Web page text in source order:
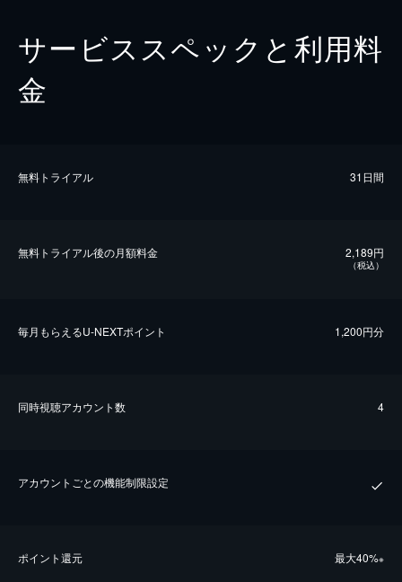
サービススペックと利用料
金
無料トライアル 31日間
無料トライアル後の⽉額料金 2,189円
（税込）
毎⽉もらえるU-NEXTポイント 1,200円分
同時視聴アカウント数 4
アカウントごとの機能制限設定
ポイント還元 最⼤40%※